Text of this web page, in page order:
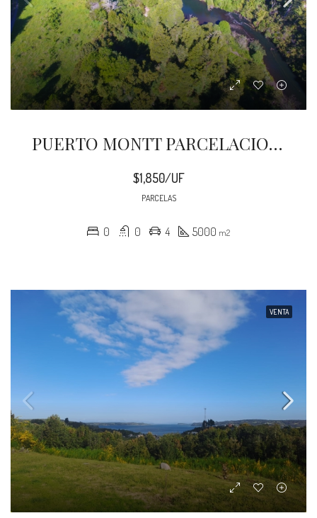
PUERTO MONTT PARCELACION POLINCAY
$1,850/UF
PARCELAS
0 0 4 5000 m2
VENTA